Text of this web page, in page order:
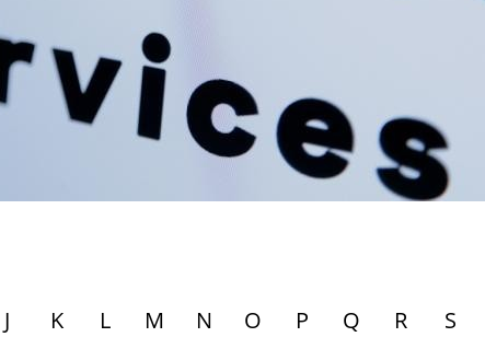
J K L M N O P Q R S